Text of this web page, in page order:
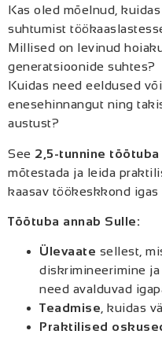
Kas oled mõelnud,
suhtumist
Millised on levinud
generatsioonide suhtes?
Kuidas need eeldused
enesehinnangut ning
austust?
See 2,5-tunnine töötuba
mõtestada ja leida
kaasav töökeskkond igas
Töötuba annab Sulle:
Ülevaate sellest,
diskrimineerimine
need avalduvad
Teadmise, kuidas
Praktilised